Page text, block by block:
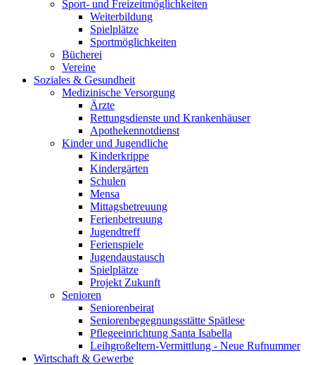
Sport- und Freizeitmöglichkeiten
Weiterbildung
Spielplätze
Sportmöglichkeiten
Bücherei
Vereine
Soziales & Gesundheit
Medizinische Versorgung
Ärzte
Rettungsdienste und Krankenhäuser
Apothekennotdienst
Kinder und Jugendliche
Kinderkrippe
Kindergärten
Schulen
Mensa
Mittagsbetreuung
Ferienbetreuung
Jugendtreff
Ferienspiele
Jugendaustausch
Spielplätze
Projekt Zukunft
Senioren
Seniorenbeirat
Seniorenbegegnungsstätte Spätlese
Pflegeeinrichtung Santa Isabella
Leihgroßeltern-Vermittlung - Neue Rufnummer
Wirtschaft & Gewerbe